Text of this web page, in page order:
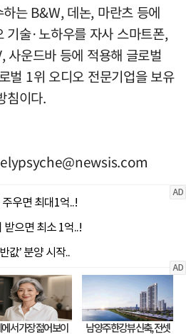
는 B&W, 데논, 마란츠 등에
기술·노하우를 자사 스마트폰,
사운드바 등에 적용해 글로벌
벌 1위 오디오 전문기업을 보유
침이다.